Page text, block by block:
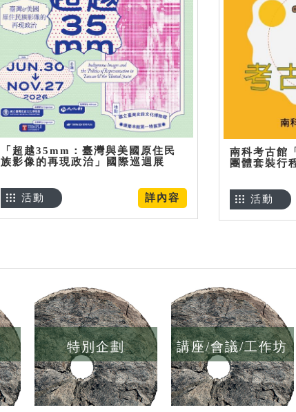
「超越35mm：臺灣與美國原住民
族影像的再現政治」國際巡迴展
詳內容
活動
南科考古館
團體套裝行
活動
特別企劃 講座/會議/工作坊